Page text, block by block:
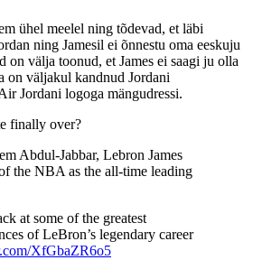
ühel meelel ning tõdevad, et läbi
ning Jamesil ei õnnestu oma eeskuju
on välja toonud, et James ei saagi ju olla
on väljakul kandnud Jordani
Jordani logoga mängudressi.
finally over?
Abdul-Jabbar, Lebron James
the NBA as the all-time leading
at some of the greatest
of LeBron’s legendary career
XfGbaZR6o5